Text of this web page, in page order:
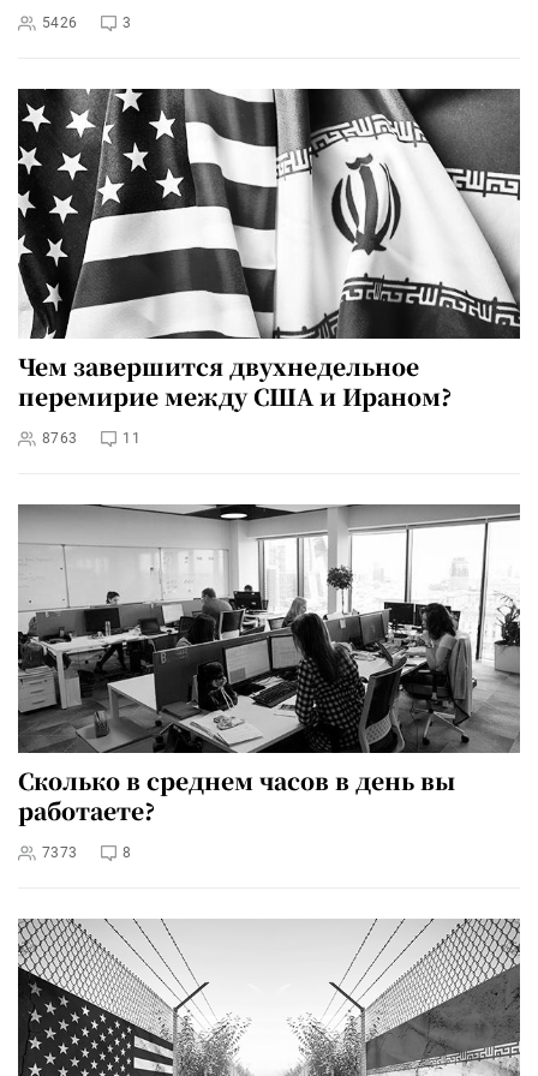
5426 3
Чем завершится двухнедельное
перемирие между США и Ираном?
8763 11
Сколько в среднем часов в день вы
работаете?
7373 8